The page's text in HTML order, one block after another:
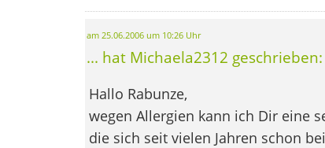
am 25.06.2006 um 10:26 Uhr
... hat Michaela2312 geschrieben:
Hallo Rabunze,
wegen Allergien kann ich Dir eine
die sich seit vielen Jahren schon